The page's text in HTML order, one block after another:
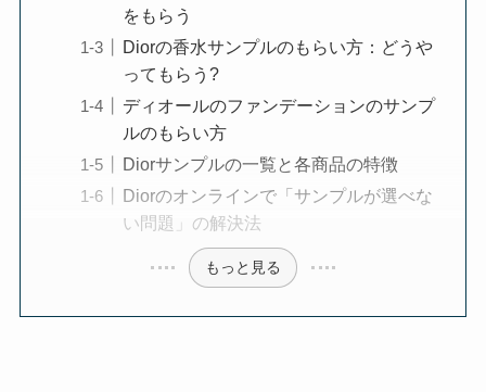
をもらう
Diorの香水サンプルのもらい方：どうや
ってもらう?
ディオールのファンデーションのサンプ
ルのもらい方
Diorサンプルの一覧と各商品の特徴
Diorのオンラインで「サンプルが選べな
い問題」の解決法
もっと見る